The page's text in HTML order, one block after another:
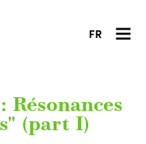
FR
Résonances
(part I)